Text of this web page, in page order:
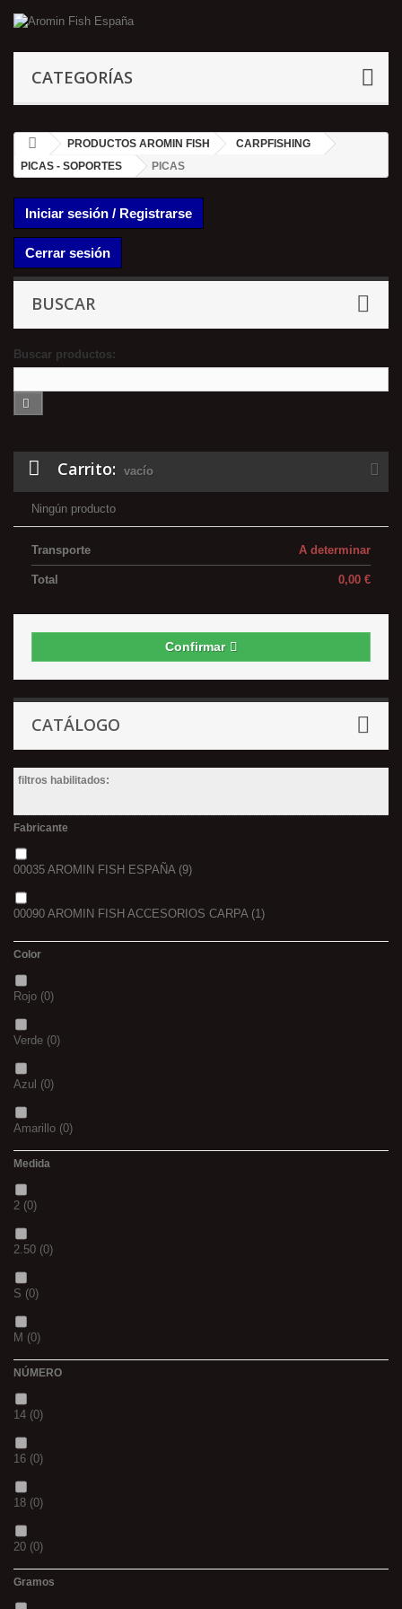
CATEGORÍAS
PRODUCTOS AROMIN FISH
CARPFISHING
PICAS - SOPORTES
PICAS
Iniciar sesión / Registrarse
Cerrar sesión
BUSCAR
Buscar productos:
Carrito: vacío
Ningún producto
A determinar
Transporte
0,00 €
Total
Confirmar
CATÁLOGO
filtros habilitados:
Fabricante
00035 AROMIN FISH ESPAÑA(9)
00090 AROMIN FISH ACCESORIOS CARPA(1)
Color
Rojo (0)
Verde (0)
Azul (0)
Amarillo (0)
(0)
(0)
BLACK & RED
PANTHER
36(0)
P(0)
14(0)
42(0)
23(0)
Medida
2 (0)
2.50 (0)
S (0)
M (0)
20MM
3 M (0)
(0)
(0)
14MM
NÚMERO
14 (0)
16 (0)
18 (0)
20 (0)
Gramos